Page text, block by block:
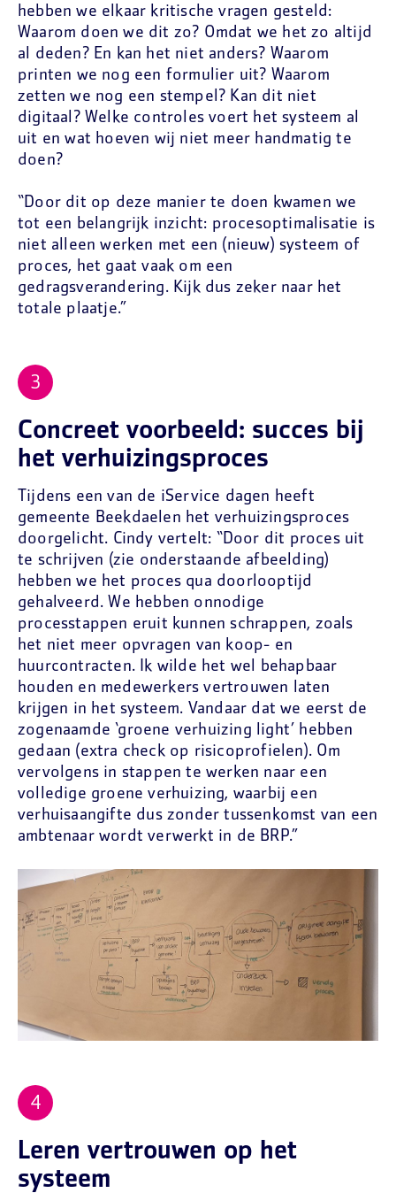
hebben we elkaar kritische vragen gesteld:
Waarom doen we dit zo? Omdat we het zo altijd
al deden? En kan het niet anders? Waarom
printen we nog een formulier uit? Waarom
zetten we nog een stempel? Kan dit niet
digitaal? Welke controles voert het systeem al
uit en wat hoeven wij niet meer handmatig te
doen?
“Door dit op deze manier te doen kwamen we
tot een belangrijk inzicht: procesoptimalisatie is
niet alleen werken met een (nieuw) systeem of
proces, het gaat vaak om een
gedragsverandering. Kijk dus zeker naar het
totale plaatje.”
Concreet voorbeeld: succes bij
het verhuizingsproces
Tijdens een van de iService dagen heeft
gemeente Beekdaelen het verhuizingsproces
doorgelicht. Cindy vertelt: “Door dit proces uit
te schrijven (zie onderstaande afbeelding)
hebben we het proces qua doorlooptijd
gehalveerd. We hebben onnodige
processtappen eruit kunnen schrappen, zoals
het niet meer opvragen van koop- en
huurcontracten. Ik wilde het wel behapbaar
houden en medewerkers vertrouwen laten
krijgen in het systeem. Vandaar dat we eerst de
zogenaamde ‘groene verhuizing light’ hebben
gedaan (extra check op risicoprofielen). Om
vervolgens in stappen te werken naar een
volledige groene verhuizing, waarbij een
verhuisaangifte dus zonder tussenkomst van een
ambtenaar wordt verwerkt in de BRP.”
Leren vertrouwen op het
systeem